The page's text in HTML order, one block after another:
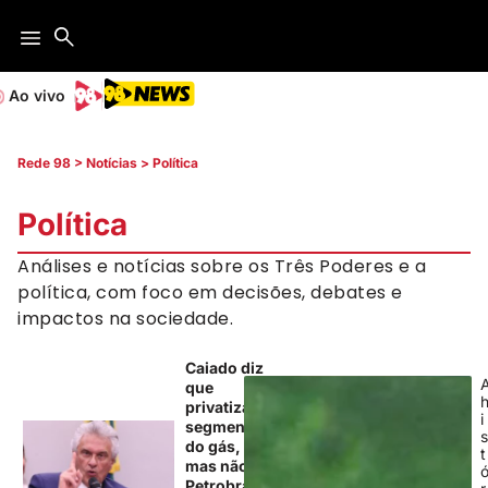
Ao vivo
Rede 98 > Notícias > Política
Política
Análises e notícias sobre os Três Poderes e a
política, com foco em decisões, debates e
impactos na sociedade.
Caiado diz
que
privatizaria
segmentos
do gás,
mas não
i
s
t